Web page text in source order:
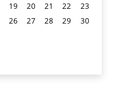
19 20 21 22
23
26 27 28 29
30